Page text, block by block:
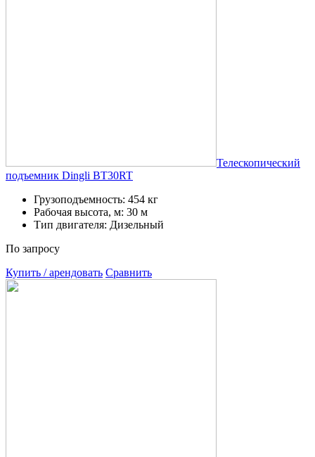
Телескопический
подъемник Dingli BT30RT
Грузоподъемность: 454 кг
Рабочая высота, м: 30 м
Тип двигателя: Дизельный
По запросу
Купить / арендовать Сравнить